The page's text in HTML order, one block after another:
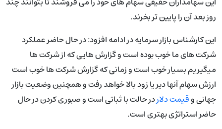
روز بعد آن را پایین تر بخرند.
این کارشناس بازار سرمایه در ادامه افزود: در حال حاضر عملکرد
شرکت های ما خوب بوده است و گزارش هایی که از شرکت ها
میگیریم بسیار خوب است و زمانی که گزارش شرکت ها خوب است
ارزش سهام آنها دیر یا زود بالا خواهد رفت و همچنین وضعیت بازار
جهانی وقیمت دلاردر حالت با ثباتی است و صبوری کردن در حال
حاضر استراتژی بهتری است.